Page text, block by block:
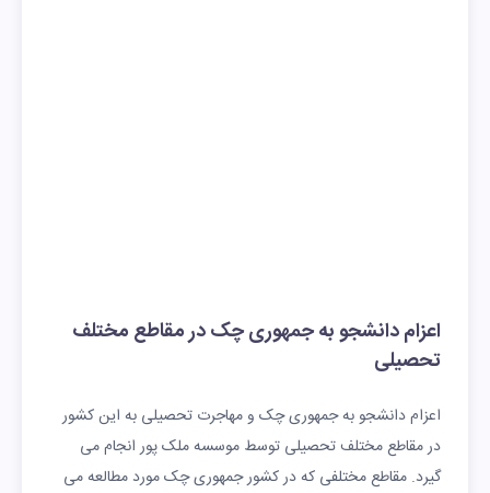
اعزام دانشجو به جمهوری چک در مقاطع مختلف
تحصیلی
اعزام دانشجو به جمهوری چک و مهاجرت تحصیلی به این کشور
در مقاطع مختلف تحصیلی توسط موسسه ملک پور انجام می
گیرد. مقاطع مختلفی که در کشور جمهوری چک مورد مطالعه می